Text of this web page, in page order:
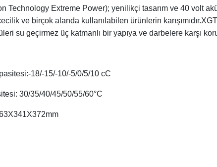
Technology Extreme Power); yenilikçi tasarım ve 40 volt
ve birçok alanda kullanılabilen ürünlerin
su geçirmez üç katmanlı bir yapıya ve darbelere karşı
18/-15/-10/-5/0/5/10 cC
30/35/40/45/50/55/60°C